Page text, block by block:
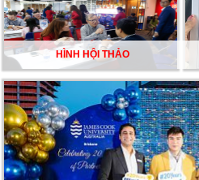
HÌNH HỘI THẢO